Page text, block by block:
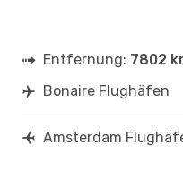
Entfernung: 7802
Bonaire Flughäfen
Amsterdam